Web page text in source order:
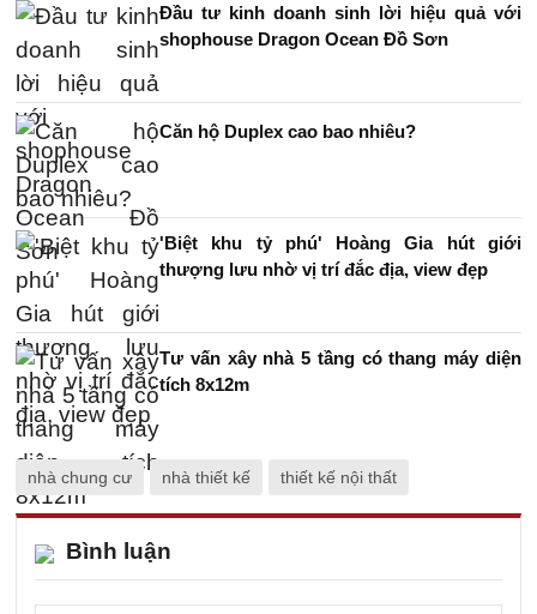
Đầu tư kinh doanh sinh lời hiệu quả với
shophouse Dragon Ocean Đồ Sơn
Căn hộ Duplex cao bao nhiêu?
'Biệt khu tỷ phú' Hoàng Gia hút giới
thượng lưu nhờ vị trí đắc địa, view đẹp
Tư vấn xây nhà 5 tầng có thang máy diện
tích 8x12m
nhà chung cư nhà thiết kế thiết kế nội thất
Bình luận